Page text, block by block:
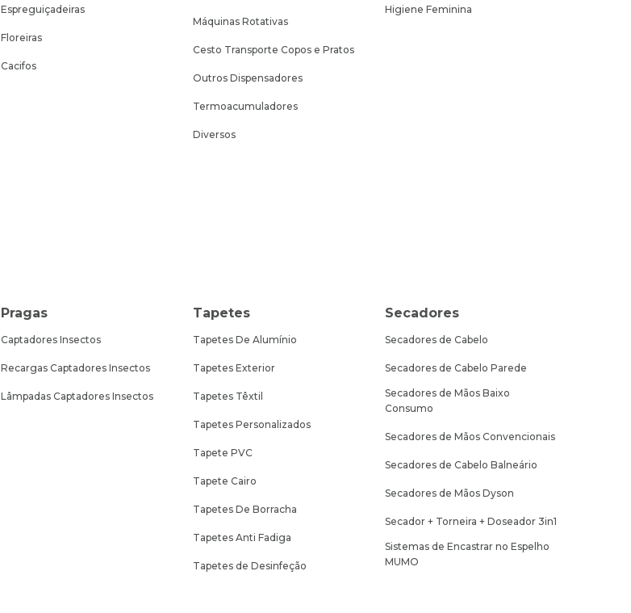
Espreguiçadeiras
Floreiras
Cacifos
Máquinas Rotativas
Cesto Transporte Copos e Pratos
Outros Dispensadores
Termoacumuladores
Diversos
Higiene Feminina
Pragas
Captadores Insectos
Recargas Captadores Insectos
Lâmpadas Captadores Insectos
Tapetes
Tapetes De Alumínio
Tapetes Exterior
Tapetes Têxtil
Tapetes Personalizados
Tapete PVC
Tapete Cairo
Tapetes De Borracha
Tapetes Anti Fadiga
Tapetes de Desinfeção
Secadores
Secadores de Cabelo
Secadores de Cabelo Parede
Secadores de Mãos Baixo
Consumo
Secadores de Mãos Convencionais
Secadores de Cabelo Balneário
Secadores de Mãos Dyson
Secador + Torneira + Doseador 3in1
Sistemas de Encastrar no Espelho
MUMO